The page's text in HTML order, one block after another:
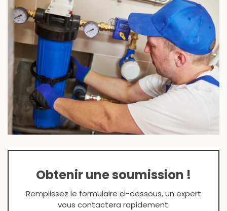
Obtenir une soumission !
Remplissez le formulaire ci-dessous, un expert
vous contactera rapidement.